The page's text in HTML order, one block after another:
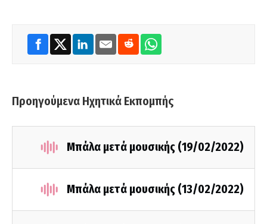
Προηγούμενα Ηχητικά Εκπομπής
Μπάλα μετά μουσικής (19/02/2022)
Μπάλα μετά μουσικής (13/02/2022)